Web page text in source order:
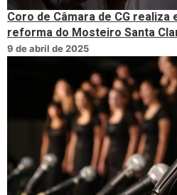
Coro de Câmara de CG
reforma do Mosteiro Santa
9 de abril de 2025